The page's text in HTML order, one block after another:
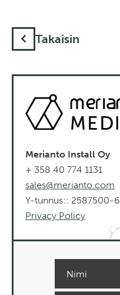
Takaisin
Merianto Install Oy
+ 358 40 774 1131
sales@merianto.com
Y-tunnus:: 2587500-6
Privacy Policy